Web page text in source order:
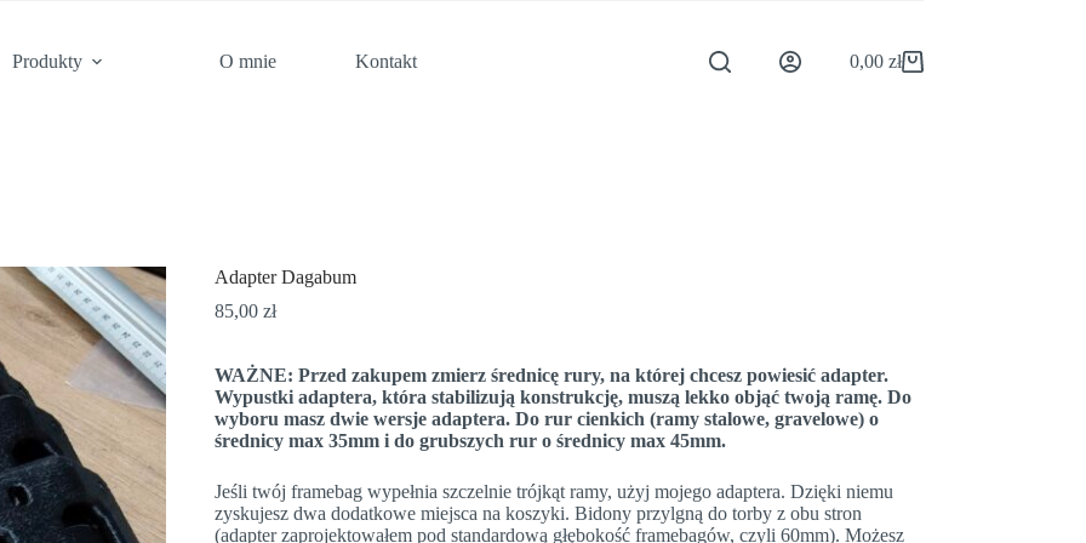
Produkty O mnie Kontakt Koszyk
0,00 zł
Adapter Dagabum
85,00 zł
WAŻNE: Przed zakupem zmierz średnicę rury, na której chcesz powiesić adapter.
Wypustki adaptera, która stabilizują konstrukcję, muszą lekko objąć twoją ramę. Do
wyboru masz dwie wersje adaptera. Do rur cienkich (ramy stalowe, gravelowe) o
średnicy max 35mm i do grubszych rur o średnicy max 45mm.
Jeśli twój framebag wypełnia szczelnie trójkąt ramy, użyj mojego adaptera. Dzięki niemu
zyskujesz dwa dodatkowe miejsca na koszyki. Bidony przylgną do torby z obu stron
(adapter zaprojektowałem pod standardową głębokość framebagów, czyli 60mm). Możesz